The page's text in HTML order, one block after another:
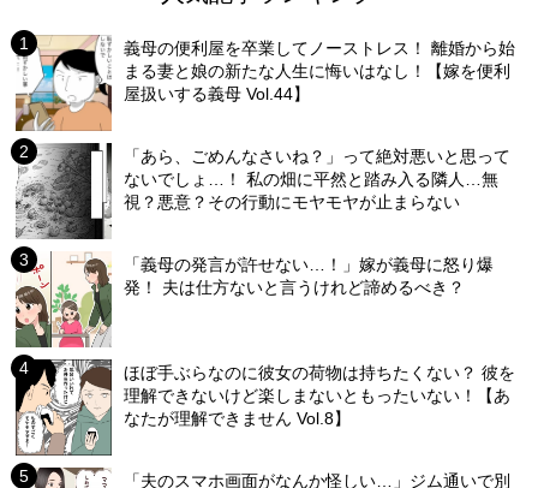
義母の便利屋を卒業してノーストレス！ 離婚から始
まる妻と娘の新たな人生に悔いはなし！【嫁を便利
屋扱いする義母 Vol.44】
「あら、ごめんなさいね？」って絶対悪いと思って
ないでしょ…！ 私の畑に平然と踏み入る隣人…無
視？悪意？その行動にモヤモヤが止まらない
「義母の発言が許せない…！」嫁が義母に怒り爆
発！ 夫は仕方ないと言うけれど諦めるべき？
ほぼ手ぶらなのに彼女の荷物は持ちたくない？ 彼を
理解できないけど楽しまないともったいない！【あ
なたが理解できません Vol.8】
「夫のスマホ画面がなんか怪しい…」ジム通いで別